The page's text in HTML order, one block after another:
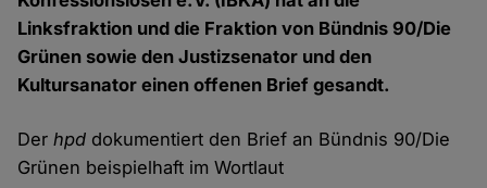
Linksfraktion und die Fraktion von Bündnis 90/Die
Grünen sowie den Justizsenator und den
Kultursanator einen offenen Brief gesandt.
Derhpd dokumentiert den Brief an Bündnis 90/Die
Grünen beispielhaft im Wortlaut